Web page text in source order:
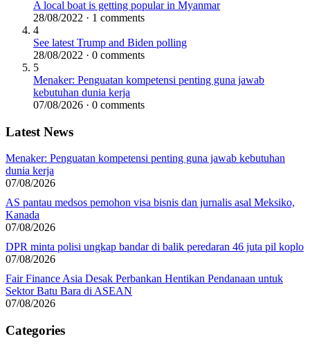
A local boat is getting popular in Myanmar
28/08/2022 · 1 comments
4
See latest Trump and Biden polling
28/08/2022 · 0 comments
5
Menaker: Penguatan kompetensi penting guna jawab
kebutuhan dunia kerja
07/08/2026 · 0 comments
Latest News
Menaker: Penguatan kompetensi penting guna jawab kebutuhan
dunia kerja
07/08/2026
AS pantau medsos pemohon visa bisnis dan jurnalis asal Meksiko,
Kanada
07/08/2026
DPR minta polisi ungkap bandar di balik peredaran 46 juta pil koplo
07/08/2026
Fair Finance Asia Desak Perbankan Hentikan Pendanaan untuk
Sektor Batu Bara di ASEAN
07/08/2026
Categories